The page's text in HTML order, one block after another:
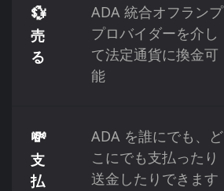
💱
売
る
ADA 統合オフランプ
プロバイダーを介し
て法定通貨に換金可
能
💸
支
払
ADA を誰にでも、ど
こにでも支払ったり
送金したりできます